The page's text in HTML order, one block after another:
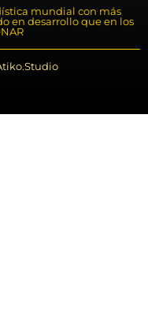
mundial con más
en desarrollo que en los